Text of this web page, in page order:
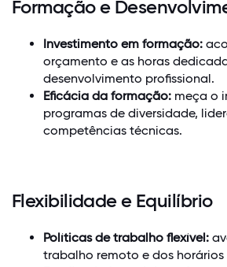
Formação e
Investimento em formação:
orçamento e as horas
desenvolvimento profissional.
Eficácia da formação: meça o
programas de diversidade,
competências técnicas.
Flexibilidade e Equilíbrio
Políticas de trabalho flexível:
trabalho remoto e dos horários